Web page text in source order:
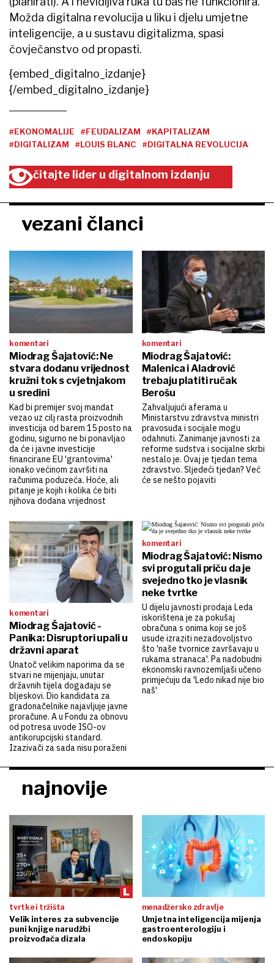
Možda digitalna revolucija u liku i djelu umjetne
inteligencije, a u sustavu digitalizma, spasi
čovječanstvo od propasti.
{embed_digitalno_izdanje}
{/embed_digitalno_izdanje}
#EKONOMALIJE #FEUDALIZAM
#KAPITALIZAM
#DIGITALIZAM
#LOUIS BLANC #DIGITALNA REVOLUCIJA
čitajte lider u digitalnom izdanju
vezani članci
komentari
Miodrag Šajatović: Ne
stvara dodanu vrijednost
kružni tok s cvjetnjakom
u sredini
Kad bi premijer svoj mandat
vezao uz cilj rasta proizvodnih
investicija od barem 15 posto na
godinu, sigurno ne bi ponavljao
da će i javne investicije
financirane EU 'grantovima'
ionako većinom završiti na
računima poduzeća. Hoće, ali
pitanje je kojih i kolika će biti
njihova dodana vrijednost
komentari
Miodrag Šajatović:
Malenica i Aladrović
trebaju platiti ručak
Berošu
Zahvaljujući aferama u
Ministarstvu zdravstva ministri
pravosuđa i socijale mogu
odahnuti. Zanimanje javnosti za
reforme sudstva i socijalne skrbi
nestalo je. Ovaj je tjedan tema
zdravstvo. Sljedeći tjedan? Već
će se nešto pojaviti
komentari
Miodrag Šajatović -
Panika: Disruptori upali u
državni aparat
Unatoč velikim naporima da se
stvari ne mijenjaju, unutar
državnih tijela događaju se
bljeskovi. Dio kandidata za
gradonačelnike najavljuje javne
proračune. A u Fondu za obnovu
od potresa uvode ISO-ov
antikorupcijski standard.
Izazivači za sada nisu poraženi
komentari
Miodrag Šajatović: Nismo
svi progutali priču da je
svejedno tko je vlasnik
neke tvrtke
U dijelu javnosti prodaja Leda
iskorištena je za pokušaj
obračuna s onima koji se još
usude izraziti nezadovoljstvo
što 'naše tvornice završavaju u
rukama stranaca'. Pa nadobudni
ekonomski ravnozemljaši učeno
primjećuju da 'Ledo nikad nije bio
naš'
najnovije
tvrtke i tržišta
Velik interes za subvencije
puni knjige narudžbi
proizvođača dizala
menadžersko zdravlje
Umjetna inteligencija mijenja
gastroenterologiju i
endoskopiju